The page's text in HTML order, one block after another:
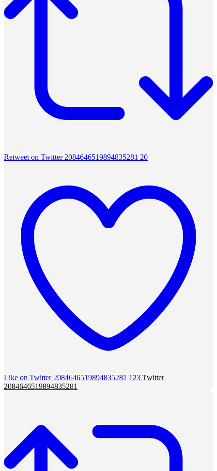
Retweet on Twitter 2084646519894835281 20
Like on Twitter 2084646519894835281 123 Twitter
2084646519894835281